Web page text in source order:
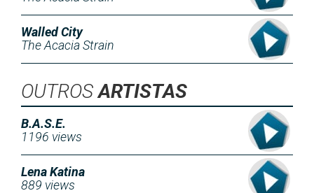
Walled City
The Acacia Strain
OUTROSARTISTAS
B.A.S.E.
1196 views
Lena Katina
889 views